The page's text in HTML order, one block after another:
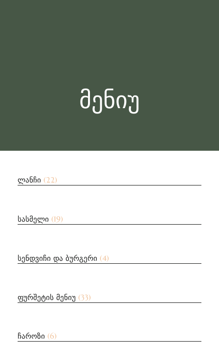
მენიუ
ლანჩი (22)
სასმელი (19)
სენდვიჩი და ბურგერი (4)
ფურშეტის მენიუ (33)
ჩაროზი (6)